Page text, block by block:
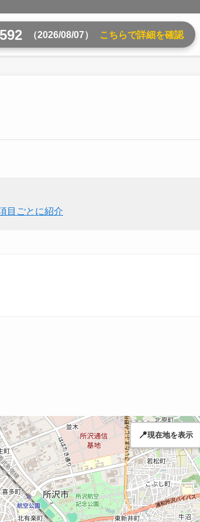
（2026/08/07） こちらで詳細を確認
目ごとに紹介
📍現在地を表示